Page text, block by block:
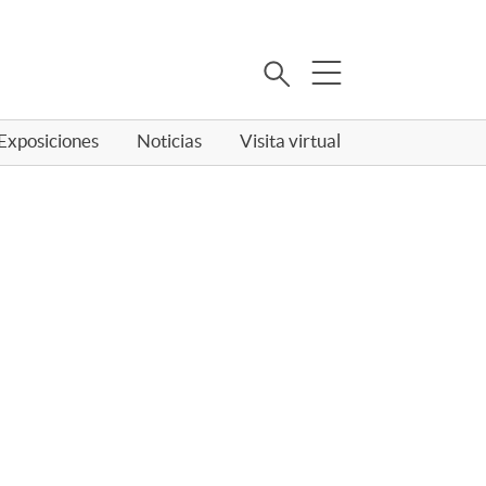
Buscar
Noticias Visita virtual